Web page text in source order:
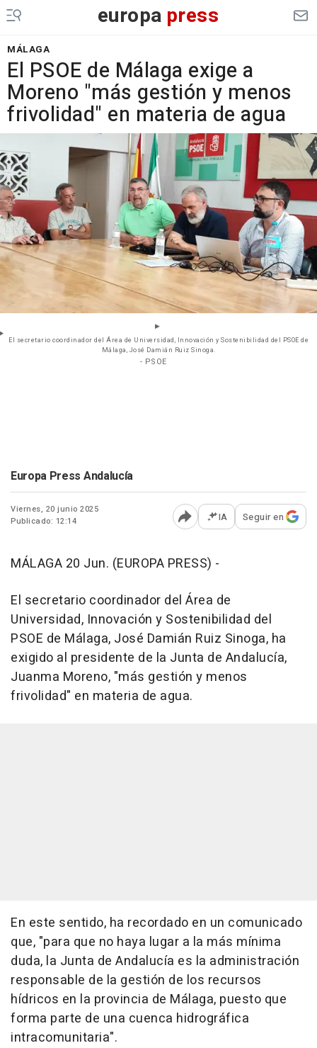
europa press
MÁLAGA
El PSOE de Málaga exige a
Moreno "más gestión y menos
frivolidad" en materia de agua
El secretario coordinador del Área de Universidad, Innovación y Sostenibilidad del PSOE de
Málaga, José Damián Ruiz Sinoga.
- PSOE
Europa Press Andalucía
Viernes, 20 junio 2025
Publicado: 12:14
Abrir opciones para
IA Seguir en
MÁLAGA 20 Jun. (EUROPA PRESS) -
El secretario coordinador del Área de
Universidad, Innovación y Sostenibilidad del
PSOE de Málaga, José Damián Ruiz Sinoga, ha
exigido al presidente de la Junta de Andalucía,
Juanma Moreno, "más gestión y menos
frivolidad" en materia de agua.
En este sentido, ha recordado en un comunicado
que, "para que no haya lugar a la más mínima
duda, la Junta de Andalucía es la administración
responsable de la gestión de los recursos
hídricos en la provincia de Málaga, puesto que
forma parte de una cuenca hidrográfica
intracomunitaria".